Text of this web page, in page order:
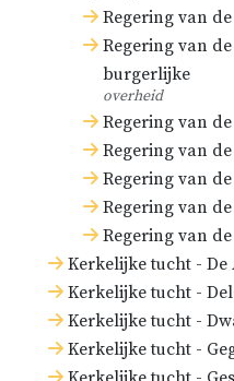
Regering van
Regering van
burgerlijke
overheid
Regering van
Regering van
Regering van
Regering van
Regering van
Kerkelijke tucht - De
Kerkelijke tucht -
Kerkelijke tucht -
Kerkelijke tucht -